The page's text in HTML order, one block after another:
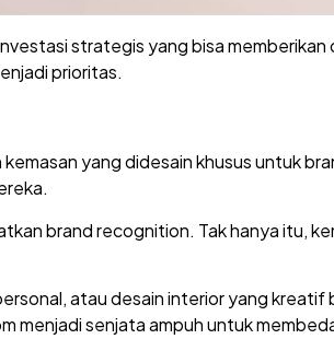
strategis yang bisa
prioritas.
yang didesain khusus untuk
brand recognition. Tak hanya itu,
atau desain interior yang
menjadi senjata ampuh untuk